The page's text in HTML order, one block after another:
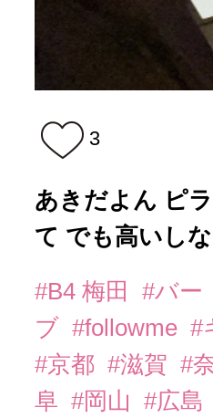
3
あきだよん ピ
て でも高いし
#B4 梅田 #バー
ブ #followme #
#京都 #滋賀 #
阜 #岡山 #広島